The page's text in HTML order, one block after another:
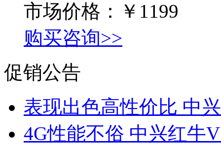
市场价格：
￥1199
购买咨询>>
促销公告
表现出色高性价比 中
4G性能不俗 中兴红牛